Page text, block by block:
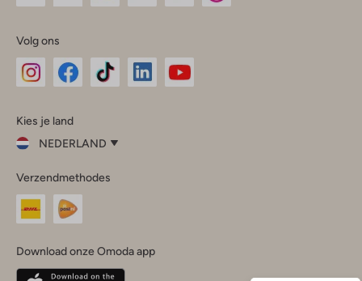
Volg ons
InstagramFacebook
Kies je land
NEDERLAND
je
land
Nederland
Belgique(Français)
Verzendmethodes
Download onze Omoda app